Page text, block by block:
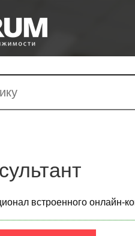
встроенного онлайн-